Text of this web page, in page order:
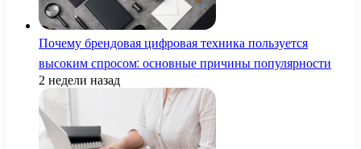
Почему брендовая цифровая техника пользуется
высоким спросом: основные причины популярности
2 недели назад